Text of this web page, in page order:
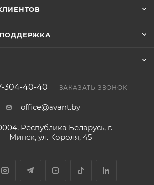
304-40-40 ЗАКАЗАТЬ ЗВОНОК
office@avant.by
Республика Беларусь, г.
Минск, ул. Короля, 45